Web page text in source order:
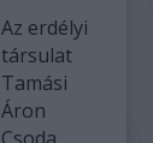
Az erdélyi
társulat
Tamási
Áron